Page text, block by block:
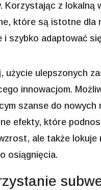
Korzystając z lokalną
które są istotne dla
i szybko adaptować
użycie ulepszonych
innowacjom.
szanse do
efekty, które
ale także
osiągnięcia.